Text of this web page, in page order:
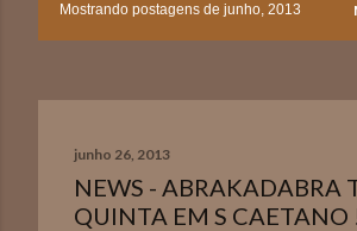
P Mostrando postagens de junho, 2013
junho 26, 2013
NEWS - ABRAKADABRA
QUINTA EM S CAETANO